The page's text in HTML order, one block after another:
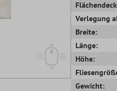
Verlegung
Breite:
Länge:
Höhe:
Gewicht: